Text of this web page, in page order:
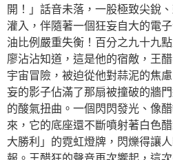
開！」話音未落，一股極致尖銳
灌入，伴隨著一個狂妄自大的電
油比例嚴重失衡！百分之九十九
廖沾沾知道，這是他的宿敵，王
宇宙冒險，被迫從他對蒜泥的焦
妄的影子佔滿了那扇被撞破的牆
的酸氣扭曲。一個閃閃發光、像
來，它的底座還不斷噴射著白色
大勝利」的霓虹燈牌，閃爍得讓